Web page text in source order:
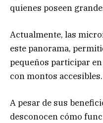
quienes poseen
Actualmente, las
este panorama,
pequeños participar
con montos accesibles.
A pesar de sus
desconocen cómo